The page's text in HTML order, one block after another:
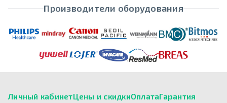
Производители оборудования
Личный кабинетЦены и скидкиОплатаГарантия